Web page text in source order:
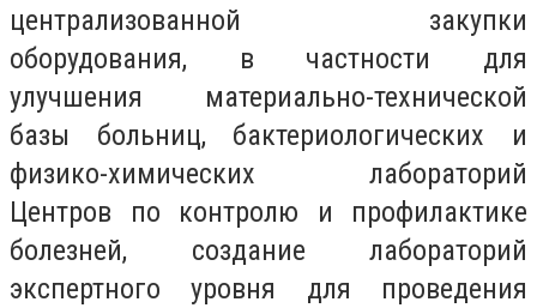
централизованной закупки
оборудования, в частности для
улучшения материально-технической
базы больниц, бактериологических и
физико-химических лабораторий
Центров по контролю и профилактике
болезней, создание лабораторий
экспертного уровня для проведения